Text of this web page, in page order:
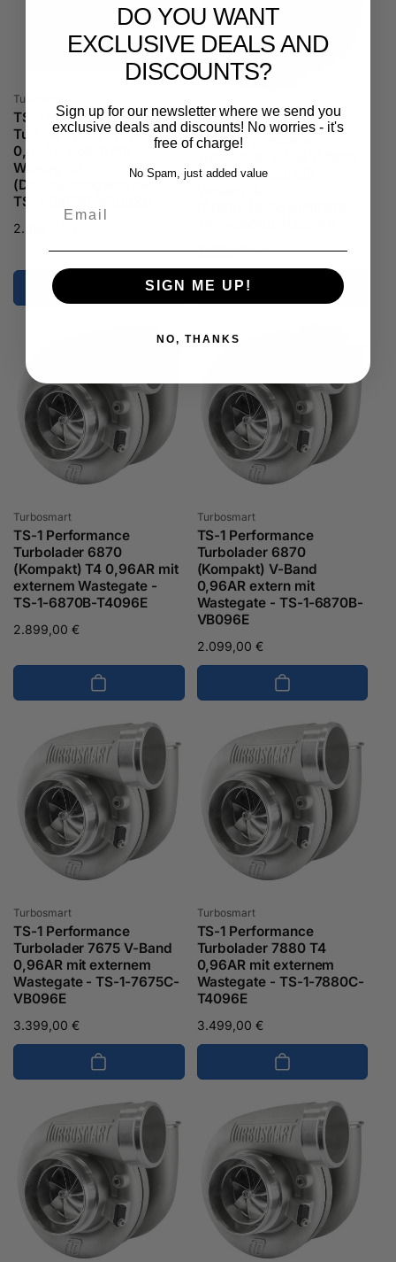
Anbieter:
Turbosmart
TS-1 Performance
Turbolader 6262 V-Band
0,82AR Extern mit
Wastegate
(Drehrichtungsumkehr) -
TS-1-6262B-VR082E
Normaler
2.389,00 €
Anbieter:
Turbosmart
TS-1 Performance
0,82AR Extern mit
Normaler
Preis
2.699,00 €
Anbieter:
Turbosmart
TS-1 Performance
Turbolader 6870
(Kompakt) T4 0,96AR mit
externem Wastegate -
TS-1-6870B-T4096E
Normaler
2.899,00 €
Anbieter:
Turbosmart
TS-1 Performance
Turbolader 6870
(Kompakt) V-Band
0,96AR extern mit
Wastegate - TS-1-6870B-
VB096E
Normaler
Preis
2.099,00 €
Anbieter:
Turbosmart
TS-1 Performance
Turbolader 7675 V-Band
0,96AR mit externem
Wastegate - TS-1-7675C-
VB096E
Normaler
Preis
3.399,00 €
Anbieter:
Turbosmart
TS-1 Performance
Turbolader 7880 T4
0,96AR mit externem
Wastegate - TS-1-7880C-
T4096E
Normaler
Preis
3.499,00 €
DO YOU WANT
EXCLUSIVE DEALS AND
DISCOUNTS?
Sign up for our newsletter where we send you
exclusive deals and discounts! No worries - it's
free of charge!
No Spam, just added value
SIGN ME UP!
NO, THANKS